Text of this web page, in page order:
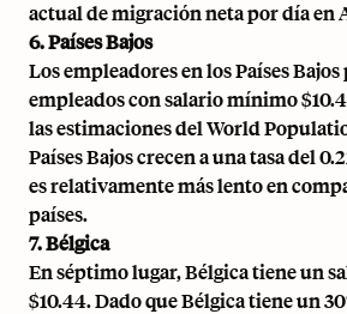
actual de migración neta por día en
6. Países Bajos
Los empleadores en los Países Bajos
empleados con salario mínimo
las estimaciones del World
Países Bajos crecen a una tasa del
es relativamente más lento en
países.
7. Bélgica
En séptimo lugar, Bélgica tiene un
$10.44. Dado que Bélgica tiene un